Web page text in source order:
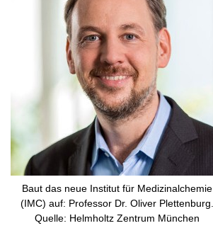
Baut das neue Institut für Medizinalchemie
(IMC) auf: Professor Dr. Oliver Plettenburg.
Quelle: Helmholtz Zentrum München